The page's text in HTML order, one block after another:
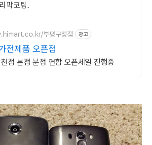
막코팅.
부평구청점 광고
전제품 오픈점
점 본점 분점 연합 오픈세일 진행중